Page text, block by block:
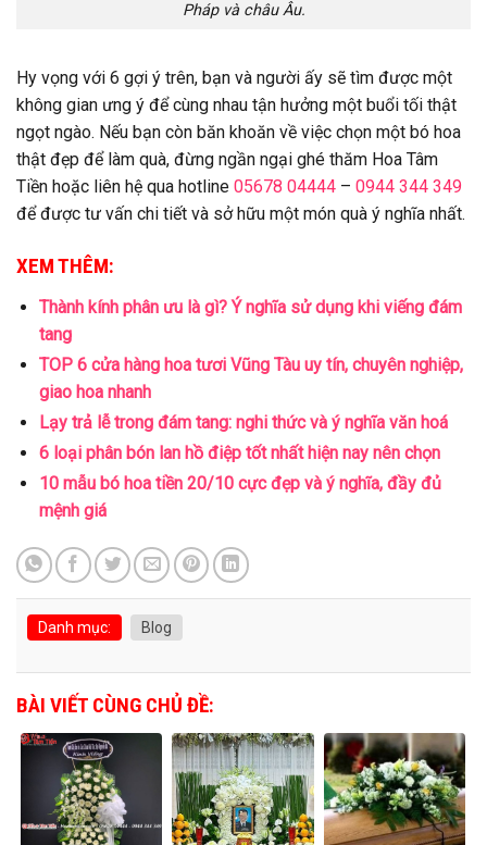
Pháp và châu Âu.
Hy vọng với 6 gợi ý trên, bạn và người ấy sẽ tìm được một
không gian ưng ý để cùng nhau tận hưởng một buổi tối thật
ngọt ngào. Nếu bạn còn băn khoăn về việc chọn một bó hoa
thật đẹp để làm quà, đừng ngần ngại ghé thăm Hoa Tâm
Tiền hoặc liên hệ qua hotline 05678 04444 – 0944 344 349
để được tư vấn chi tiết và sở hữu một món quà ý nghĩa nhất.
XEM THÊM:
Thành kính phân ưu là gì? Ý nghĩa sử dụng khi viếng đám
tang
TOP 6 cửa hàng hoa tươi Vũng Tàu uy tín, chuyên nghiệp,
giao hoa nhanh
Lạy trả lễ trong đám tang: nghi thức và ý nghĩa văn hoá
6 loại phân bón lan hồ điệp tốt nhất hiện nay nên chọn
10 mẫu bó hoa tiền 20/10 cực đẹp và ý nghĩa, đầy đủ
mệnh giá
Danh mục: Blog
BÀI VIẾT CÙNG CHỦ ĐỀ: